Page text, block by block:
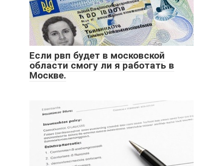
Если рвп будет в московской
области смогу ли я работать в
Москве.